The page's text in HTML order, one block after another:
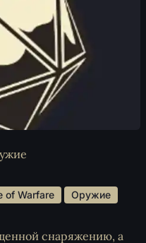
of Warfare
Оружие
снаряжению, а